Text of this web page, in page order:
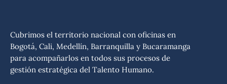
Cubrimos el territorio nacional con oficinas en
Bogotá, Cali, Medellín, Barranquilla y Bucaramanga
para acompañarlos en todos sus procesos de
gestión estratégica del Talento Humano.